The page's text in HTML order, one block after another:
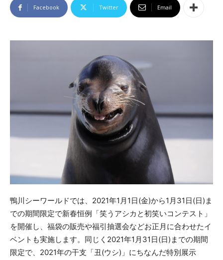
Facebook Twitter Email
鴨川シーワールドでは、2021年1月1日(金)から1月31日(日)ま
での期間限定で新春恒例「笑うアシカと初笑いコンテスト」
を開催し、福袋の販売や福引抽選会などお正月に合わせたイ
ベントも実施します。同じく2021年1月31日(日)までの期間
限定で、2021年の干支「丑(ウシ)」にちなんだ特別展示